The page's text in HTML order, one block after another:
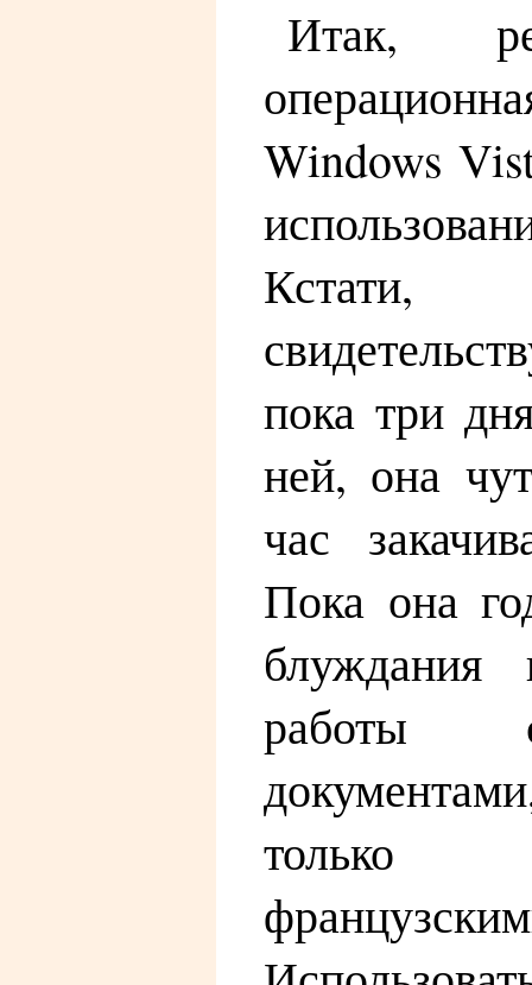
Итак,
Windows
пока три
ней, она
час
Пока она
работы
только